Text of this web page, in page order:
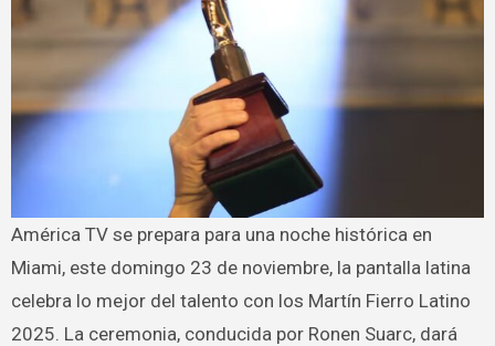
América TV se prepara para una noche histórica en
Miami, este domingo 23 de noviembre, la pantalla latina
celebra lo mejor del talento con los Martín Fierro Latino
2025. La ceremonia, conducida por Ronen Suarc, dará